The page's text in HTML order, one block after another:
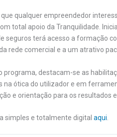
qualquer empreendedor
total apoio da Tranquilidade.
seguros terá acesso a formação
rede comercial e a um atrativo
programa, destacam-se as
ótica do utilizador e em
e orientação para os resultados e
simples e totalmente digital aqui